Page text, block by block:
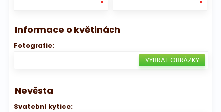
Informace o květinách
Fotografie:
Nevěsta
Svatební kytice: